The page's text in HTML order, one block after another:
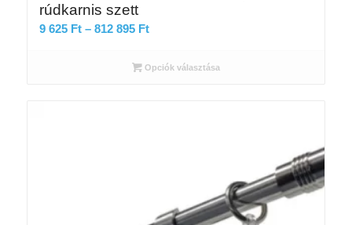
rúdkarnis szett
9 625 Ft – 812 895 FtÁrtartomány:
625 Ft
Opciók választása